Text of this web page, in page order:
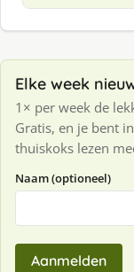
Elke week
1× per week de
Gratis, en je bent
thuiskoks lezen
Naam (optioneel)
Aanmelden